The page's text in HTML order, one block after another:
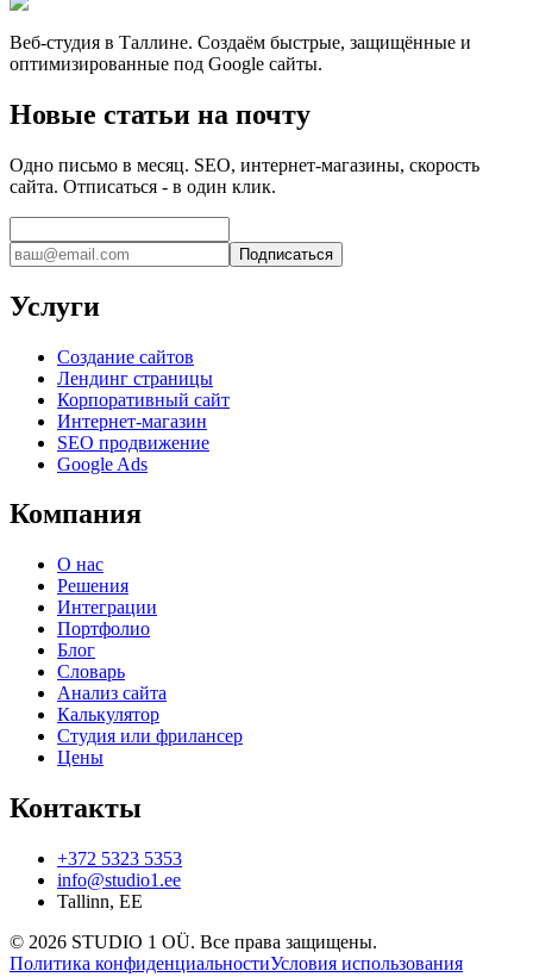
Веб-студия в Таллине. Создаём быстрые, защищённые и
оптимизированные под Google сайты.
Новые статьи на почту
Одно письмо в месяц. SEO, интернет-магазины, скорость
сайта. Отписаться - в один клик.
Подписаться
Услуги
Создание сайтов
Лендинг страницы
Корпоративный сайт
Интернет-магазин
SEO продвижение
Google Ads
Компания
О нас
Решения
Интеграции
Портфолио
Блог
Словарь
Анализ сайта
Калькулятор
Студия или фрилансер
Цены
Контакты
+372 5323 5353
info@studio1.ee
Tallinn, EE
© 2026 STUDIO 1 OÜ. Все права защищены.
Политика конфиденциальностиУсловия использования